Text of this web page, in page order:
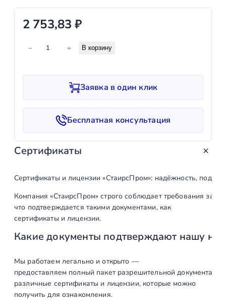
2 753,83₽
е
в
о
о
а
р
а
З
ж
и
м
н
− + В корзину
Заявка в один клик
Бесплатная консультация
Сертификаты
Сертификаты и лицензии «СтаирсПром»: надёжность,
Компания «СтаирсПром» строго соблюдает требования
что подтверждается такими документами, как
сертификаты и лицензии.
Какие документы подтверждают нашу
Мы работаем легально и открыто —
предоставляем полный пакет разрешительной
различные сертификаты и лицензии, которые можно
получить для ознакомления.